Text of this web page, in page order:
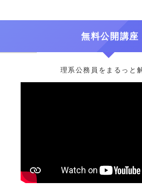
無料公開講座
理系公務員をまるっと